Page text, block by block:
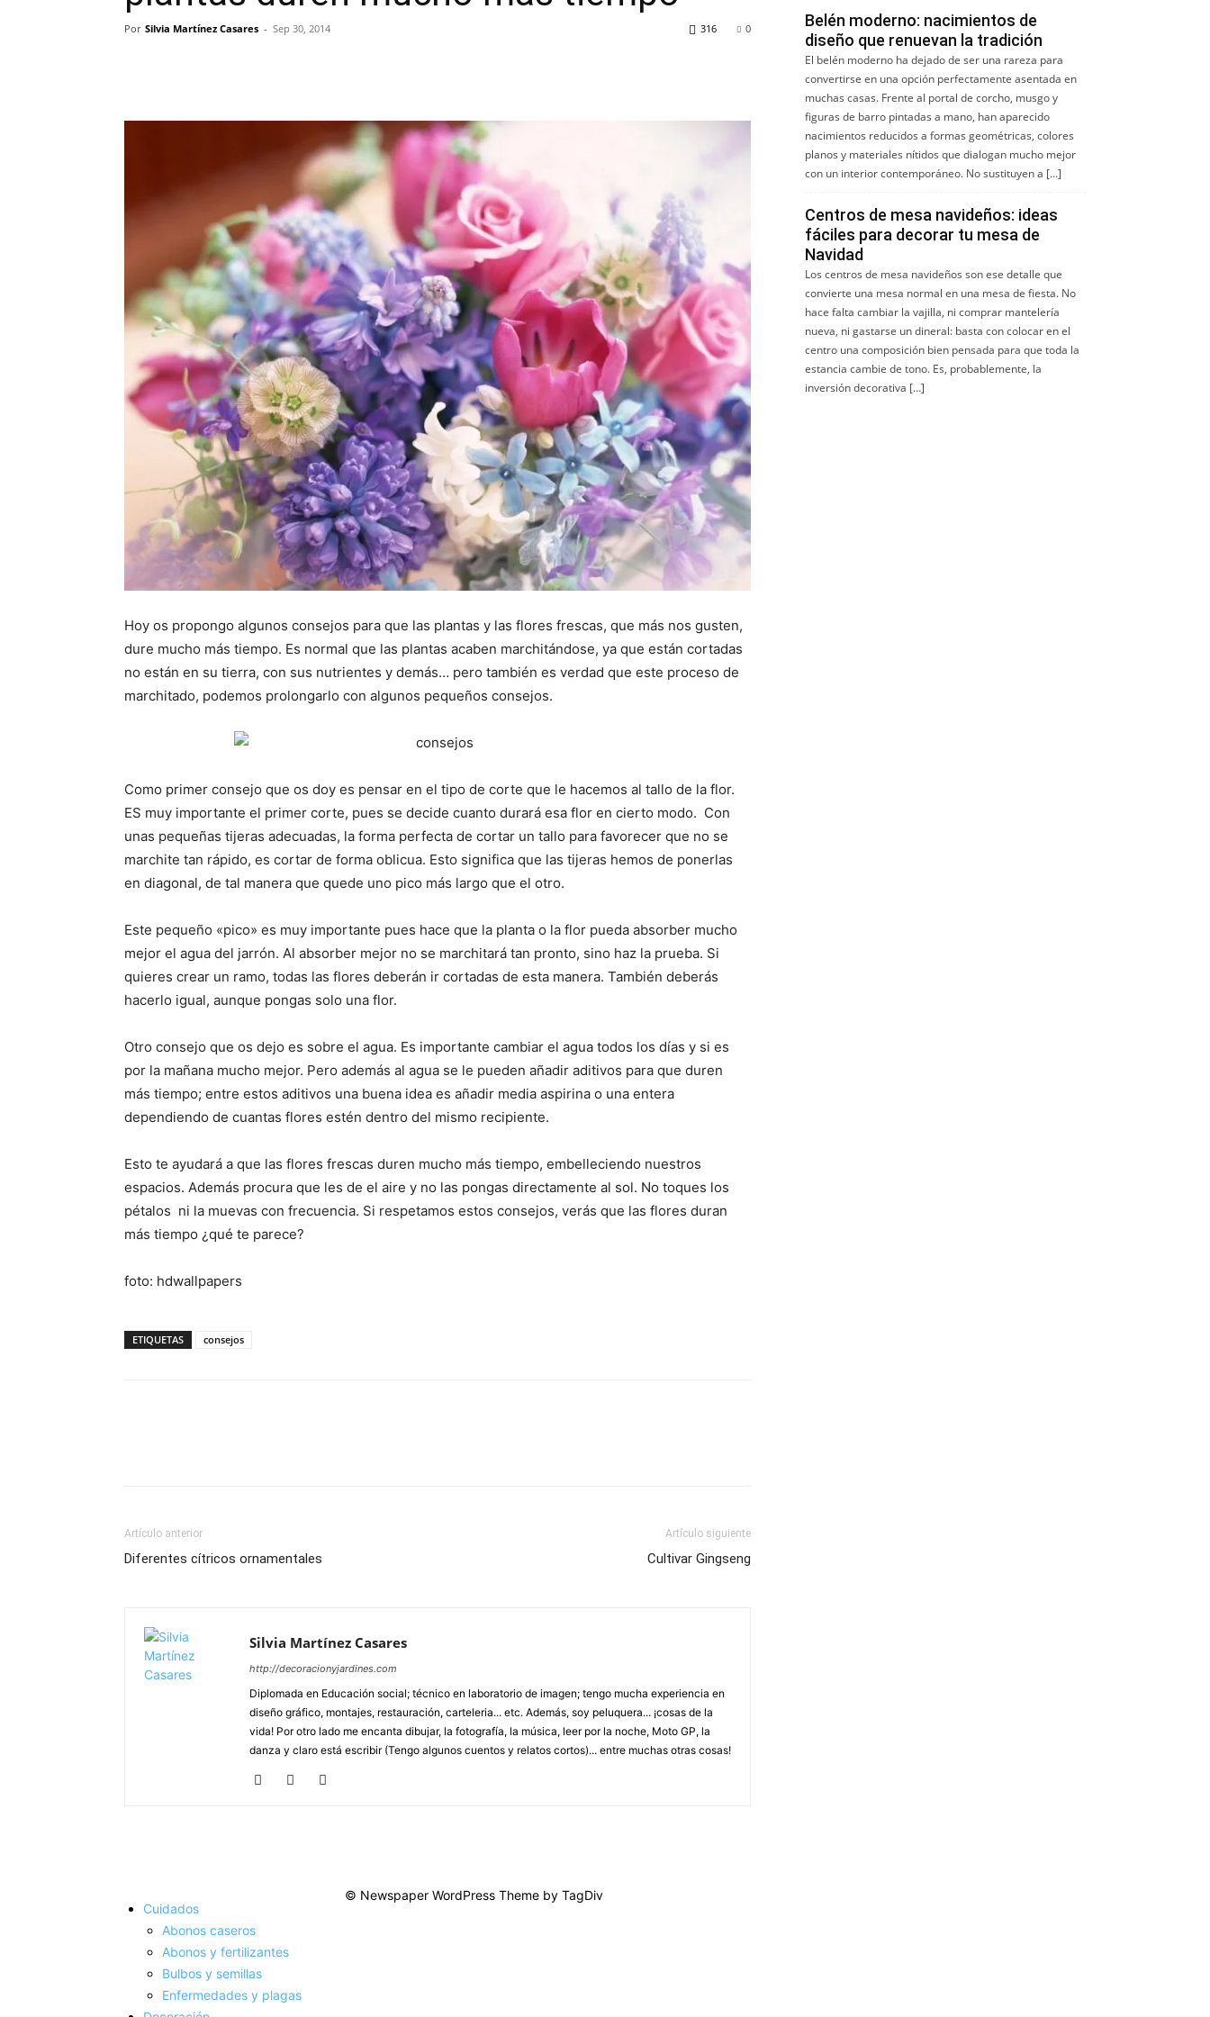
Por Silvia Martínez Casares - Sep 30, 2014 0
316
Hoy os propongo algunos consejos para que las plantas y las flores frescas, que más nos gusten,
dure mucho más tiempo. Es normal que las plantas acaben marchitándose, ya que están cortadas
no están en su tierra, con sus nutrientes y demás… pero también es verdad que este proceso de
marchitado, podemos prolongarlo con algunos pequeños consejos.
Como primer consejo que os doy es pensar en el tipo de corte que le hacemos al tallo de la flor.
ES muy importante el primer corte, pues se decide cuanto durará esa flor en cierto modo. Con
unas pequeñas tijeras adecuadas, la forma perfecta de cortar un tallo para favorecer que no se
marchite tan rápido, es cortar de forma oblicua. Esto significa que las tijeras hemos de ponerlas
en diagonal, de tal manera que quede uno pico más largo que el otro.
Este pequeño «pico» es muy importante pues hace que la planta o la flor pueda absorber mucho
mejor el agua del jarrón. Al absorber mejor no se marchitará tan pronto, sino haz la prueba. Si
quieres crear un ramo, todas las flores deberán ir cortadas de esta manera. También deberás
hacerlo igual, aunque pongas solo una flor.
Otro consejo que os dejo es sobre el agua. Es importante cambiar el agua todos los días y si es
por la mañana mucho mejor. Pero además al agua se le pueden añadir aditivos para que duren
más tiempo; entre estos aditivos una buena idea es añadir media aspirina o una entera
dependiendo de cuantas flores estén dentro del mismo recipiente.
Esto te ayudará a que las flores frescas duren mucho más tiempo, embelleciendo nuestros
espacios. Además procura que les de el aire y no las pongas directamente al sol. No toques los
pétalos ni la muevas con frecuencia. Si respetamos estos consejos, verás que las flores duran
más tiempo ¿qué te parece?
foto: hdwallpapers
ETIQUETAS consejos
Artículo anterior
Diferentes cítricos ornamentales
Artículo siguiente
Cultivar Gingseng
Silvia Martínez Casares
http://decoracionyjardines.com
Diplomada en Educación social; técnico en laboratorio de imagen; tengo mucha experiencia en
diseño gráfico, montajes, restauración, carteleria... etc. Además, soy peluquera... ¡cosas de la
vida! Por otro lado me encanta dibujar, la fotografía, la música, leer por la noche, Moto GP, la
danza y claro está escribir (Tengo algunos cuentos y relatos cortos)... entre muchas otras cosas!
Belén moderno: nacimientos de
diseño que renuevan la tradición
El belén moderno ha dejado de ser una rareza para
convertirse en una opción perfectamente asentada en
muchas casas. Frente al portal de corcho, musgo y
figuras de barro pintadas a mano, han aparecido
nacimientos reducidos a formas geométricas, colores
planos y materiales nítidos que dialogan mucho mejor
con un interior contemporáneo. No sustituyen a […]
Centros de mesa navideños: ideas
fáciles para decorar tu mesa de
Navidad
Los centros de mesa navideños son ese detalle que
convierte una mesa normal en una mesa de fiesta. No
hace falta cambiar la vajilla, ni comprar mantelería
nueva, ni gastarse un dineral: basta con colocar en el
centro una composición bien pensada para que toda la
estancia cambie de tono. Es, probablemente, la
inversión decorativa […]
Cuidados
Abonos caseros
Abonos y fertilizantes
Bulbos y semillas
Enfermedades y plagas
© Newspaper WordPress Theme by TagDiv